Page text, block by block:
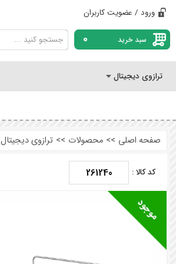
ورود / عضویت کاربران
سبد خرید 0
ترازوی دیجیتال
صفحه اصلی >> محصولات >> ترازوی دیجیتال
کد کالا : 261240